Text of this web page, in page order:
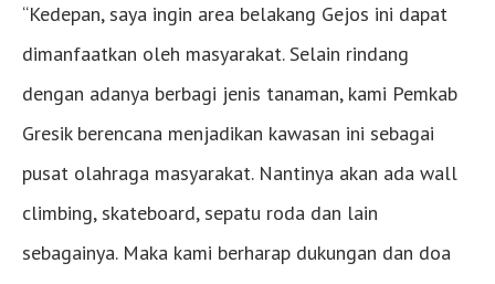
“Kedepan, saya ingin area belakang Gejos ini dapat
dimanfaatkan oleh masyarakat. Selain rindang
dengan adanya berbagi jenis tanaman, kami Pemkab
Gresik berencana menjadikan kawasan ini sebagai
pusat olahraga masyarakat. Nantinya akan ada wall
climbing, skateboard, sepatu roda dan lain
sebagainya. Maka kami berharap dukungan dan doa